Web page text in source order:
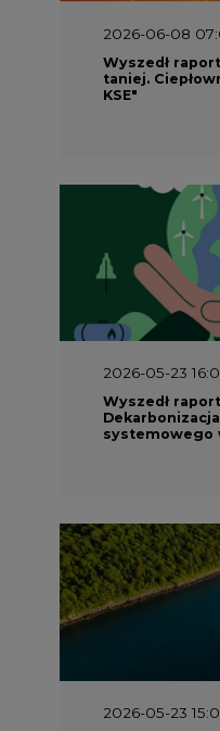
2026-06-08
Wyszedł
taniej.
KSE"
2026-05-23
Wyszedł
systemowego
2026-05-23